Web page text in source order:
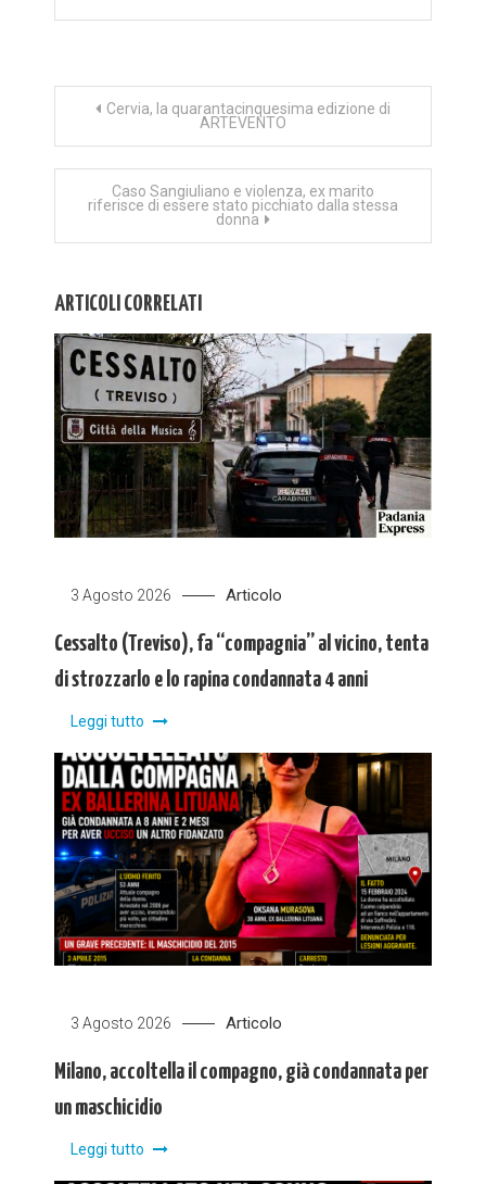
Navigazione
articoli
Cervia, la quarantacinquesima edizione di
ARTEVENTO
Caso Sangiuliano e violenza, ex marito
riferisce di essere stato picchiato dalla stessa
donna
ARTICOLI CORRELATI
3 Agosto 2026 Articolo
Cessalto (Treviso), fa “compagnia” al vicino, tenta
di strozzarlo e lo rapina condannata 4 anni
Leggi tutto
3 Agosto 2026 Articolo
Milano, accoltella il compagno, già condannata per
un maschicidio
Leggi tutto